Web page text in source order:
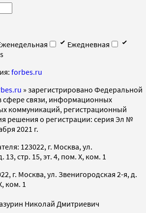
Ежедневная
forbes.ru
» зарегистрировано Федеральной
сфере связи, информационных
коммуникаций, регистрационный
решения о регистрации: серия Эл №
2021 г.
123022, г. Москва, ул.
13, стр. 15, эт. 4, пом. X, ком. 1
г. Москва, ул. Звенигородская 2-я, д.
ком. 1
Николай Дмитриевич